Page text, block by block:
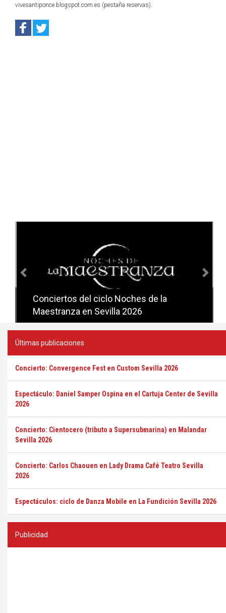
vivesantiponce.blogspot.com.es (pestaña reservas).
Conciertos del ciclo Noches de la
Maestranza en Sevilla 2026
Conciertos del ciclo Candlelight en
Sevilla
Últimas publicaciones
Concierto: Convergence Fest en Custom Sevilla 2026
Espectáculo: Daniel Samper Ospina en el Cartuja Center de Sevilla
2026
Concierto: Cientocero (tributo a Supersubmarina) en Malandar
Sevilla 2026
Concierto: Carlos Chaouen en Lady Drama Café Teatro Sevilla
2026
Espectáculos: ciclo de Danza Mobile en La Fundición Sevilla 2026
Publicidad